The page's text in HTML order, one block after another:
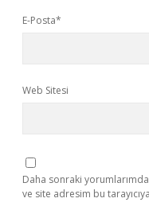
E-Posta*
Web Sitesi
Daha sonraki
ve site adresim bu